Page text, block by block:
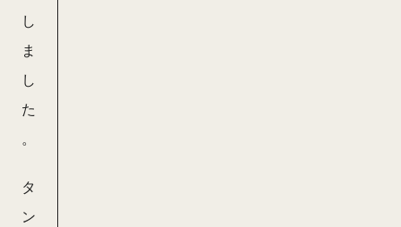
し
ま
し
た
。
タ
ン